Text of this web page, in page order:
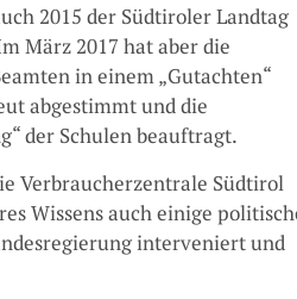
2015 der Südtiroler Landtag
März 2017 hat aber die
in einem „Gutachten“
abgestimmt und die
der Schulen beauftragt.
Verbraucherzentrale Südtirol
Wissens auch einige
interveniert und